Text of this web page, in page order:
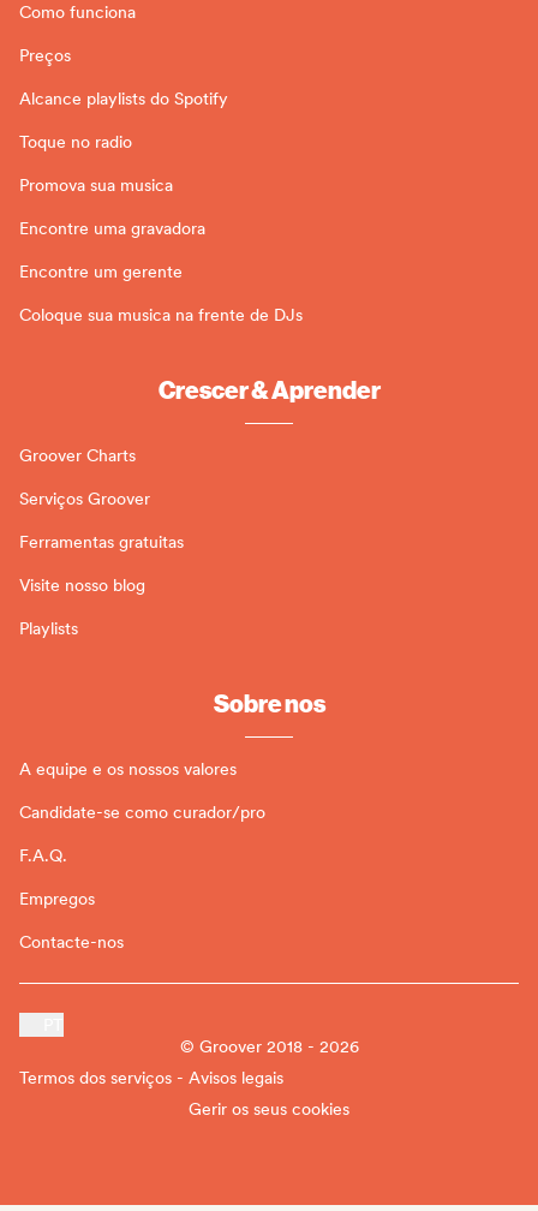
Como funciona
Preços
Alcance playlists do Spotify
Toque no radio
Promova sua musica
Encontre uma gravadora
Encontre um gerente
Coloque sua musica na frente de DJs
Crescer & Aprender
Groover Charts
Serviços Groover
Ferramentas gratuitas
Visite nosso blog
Playlists
Sobre nos
A equipe e os nossos valores
Candidate-se como curador/pro
F.A.Q.
Empregos
Contacte-nos
© Groover 2018 - 2026
Termos dos serviços - Avisos legais
Gerir os seus cookies